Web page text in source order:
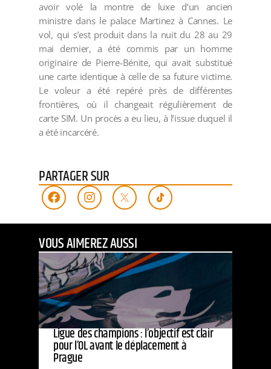
avoir volé la montre de luxe d’un ancien
ministre dans le palace Martinez à Cannes. Le
vol, qui s’est produit dans la nuit du 28 au 29
mai dernier, a été commis par un homme
originaire de Pierre-Bénite, qui avait substitué
une carte identique à celle de sa future victime.
Le voleur a été repéré près de différentes
frontières, où il changeait régulièrement de
carte SIM. Un procès a eu lieu, à l’issue duquel il
a été incarcéré.
PARTAGER SUR
VOUS AIMEREZ AUSSI
Ligue des champions : l’objectif est clair
pour l’OL avant le déplacement à
Prague